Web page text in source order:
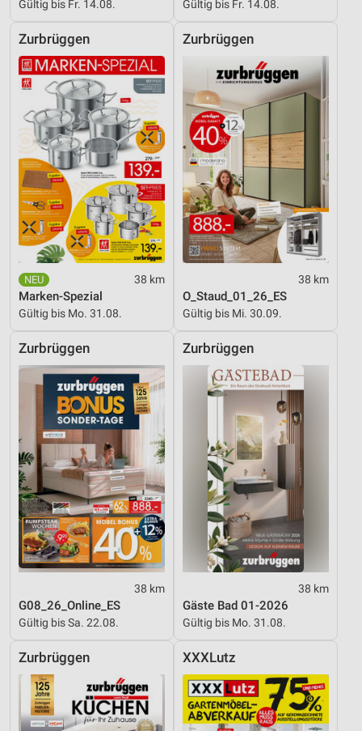
Gültig bis Fr. 14.08. Gültig bis Fr. 14.08.
Zurbrüggen
38 km
Marken-Spezial
Gültig bis Mo. 31.08.
Zurbrüggen
38 km
O_Staud_01_26_ES
Gültig bis Mi. 30.09.
Zurbrüggen
38 km
G08_26_Online_ES
Gültig bis Sa. 22.08.
Zurbrüggen
38 km
Gäste Bad 01-2026
Gültig bis Mo. 31.08.
Zurbrüggen XXXLutz
Verwendung reduzierter Daten zur Auswahl von
Inhalten
IAB-Besonderheiten:
Verwendung genauer Standortdaten
Geräte anhand von aktiv angeforderten
Informationen identifizieren
Nicht-IAB-Verarbeitungszwecke:
Notwendig
Performance
Funktional
Werbung